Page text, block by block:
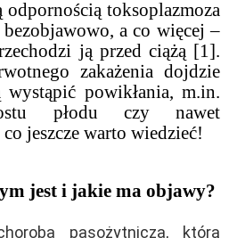
toksoplazmoza
a co więcej –
ją przed ciążą [1].
zakażenia dojdzie
wystąpić powikłania, m.in.
płodu czy nawet
jeszcze warto wiedzieć!
jest i jakie ma objawy?
pasożytnicza, którą